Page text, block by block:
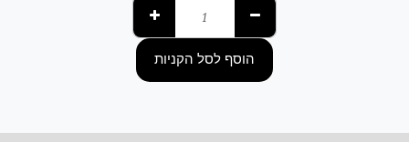
הוסף לסל הקניות